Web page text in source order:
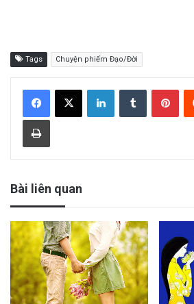
Tags Chuyện phiếm Đạo/Đời
Bài liên quan